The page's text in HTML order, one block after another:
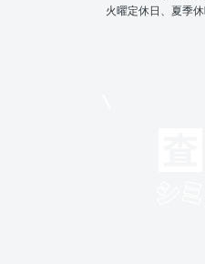
火曜定休日、夏季